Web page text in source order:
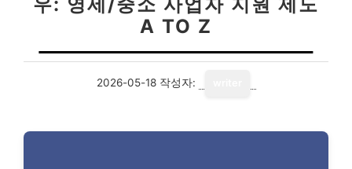
A TO Z
2026-05-18 작성자: